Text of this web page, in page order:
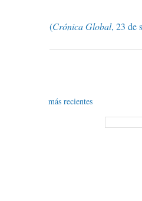
(Crónica Global, 23 de
más recientes